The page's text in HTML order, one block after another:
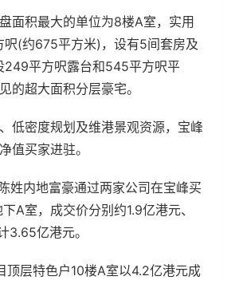
面积最大的单位为8楼A室，实用
(约675平方米)，设有5间套房及
249平方呎露台和545平方呎平
的超大面积分层豪宅。
低密度规划及维港景观资源，宝峰
值买家进驻。
姓内地富豪通过两家公司在宝峰买
A室，成交价分别约1.9亿港元、
3.65亿港元。
顶层特色户10楼A室以4.2亿港元成